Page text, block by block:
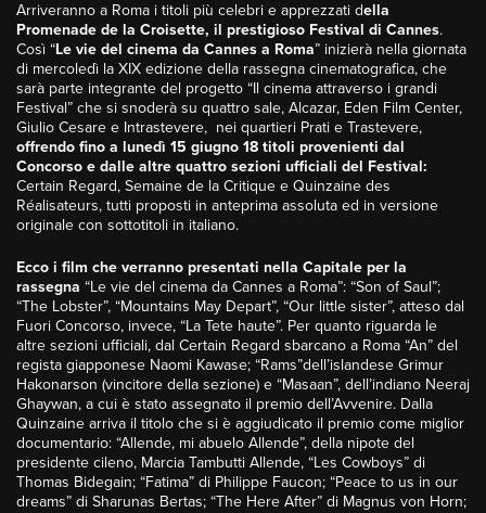
Arriveranno a Roma i titoli più celebri e apprezzati della
Promenade de la Croisette, il prestigioso Festival di Cannes.
Così “Le vie del cinema da Cannes a Roma” inizierà nella giornata
di mercoledì la XIX edizione della rassegna cinematografica, che
sarà parte integrante del progetto “Il cinema attraverso i grandi
Festival” che si snoderà su quattro sale, Alcazar, Eden Film Center,
Giulio Cesare e Intrastevere, nei quartieri Prati e Trastevere,
offrendo fino a lunedì 15 giugno 18 titoli provenienti dal
Concorso e dalle altre quattro sezioni ufficiali del Festival:
Certain Regard, Semaine de la Critique e Quinzaine des
Réalisateurs, tutti proposti in anteprima assoluta ed in versione
originale con sottotitoli in italiano.
Ecco i film che verranno presentati nella Capitale per la
rassegna “Le vie del cinema da Cannes a Roma”: “Son of Saul”;
“The Lobster”, “Mountains May Depart”, “Our little sister”, atteso dal
Fuori Concorso, invece, “La Tete haute”. Per quanto riguarda le
altre sezioni ufficiali, dal Certain Regard sbarcano a Roma “An” del
regista giapponese Naomi Kawase; “Rams”dell’islandese Grimur
Hakonarson (vincitore della sezione) e “Masaan”, dell’indiano Neeraj
Ghaywan, a cui è stato assegnato il premio dell’Avvenire. Dalla
Quinzaine arriva il titolo che si è aggiudicato il premio come miglior
documentario: “Allende, mi abuelo Allende”, della nipote del
presidente cileno, Marcia Tambutti Allende, “Les Cowboys” di
Thomas Bidegain; “Fatima” di Philippe Faucon; “Peace to us in our
dreams” di Sharunas Bertas; “The Here After” di Magnus von Horn;